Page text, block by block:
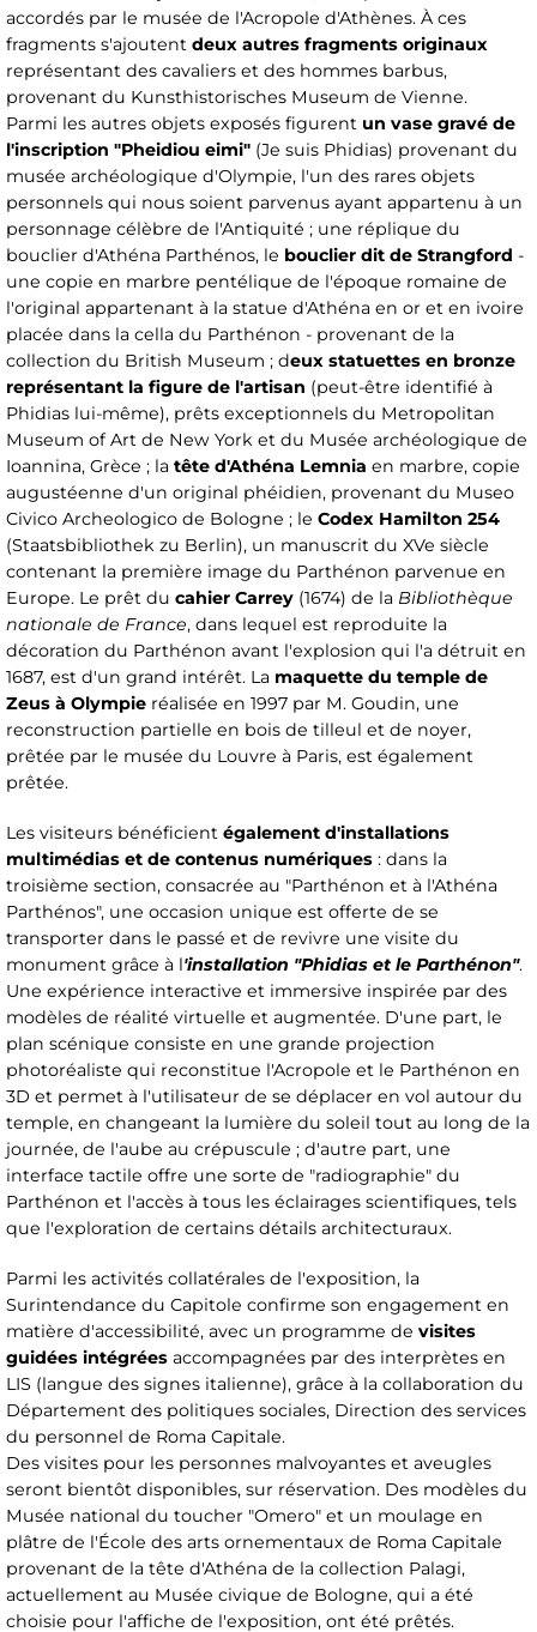
accordés par le musée de l'Acropole d'Athènes. À ces
fragments s'ajoutent deux autres fragments originaux
représentant des cavaliers et des hommes barbus,
provenant du Kunsthistorisches Museum de Vienne.
Parmi les autres objets exposés figurent un vase gravé de
l'inscription "Pheidiou eimi" (Je suis Phidias) provenant du
musée archéologique d'Olympie, l'un des rares objets
personnels qui nous soient parvenus ayant appartenu à un
personnage célèbre de l'Antiquité ; une réplique du
bouclier d'Athéna Parthénos, le bouclier dit de Strangford -
une copie en marbre pentélique de l'époque romaine de
l'original appartenant à la statue d'Athéna en or et en ivoire
placée dans la cella du Parthénon - provenant de la
collection du British Museum ; deux statuettes en bronze
représentant la figure de l'artisan (peut-être identifié à
Phidias lui-même), prêts exceptionnels du Metropolitan
Museum of Art de New York et du Musée archéologique de
Ioannina, Grèce ; la tête d'Athéna Lemnia en marbre, copie
augustéenne d'un original phéidien, provenant du Museo
Civico Archeologico de Bologne ; le Codex Hamilton 254
(Staatsbibliothek zu Berlin), un manuscrit du XVe siècle
contenant la première image du Parthénon parvenue en
Europe. Le prêt du cahier Carrey (1674) de la Bibliothèque
nationale de France, dans lequel est reproduite la
décoration du Parthénon avant l'explosion qui l'a détruit en
1687, est d'un grand intérêt. La maquette du temple de
Zeus à Olympie réalisée en 1997 par M. Goudin, une
reconstruction partielle en bois de tilleul et de noyer,
prêtée par le musée du Louvre à Paris, est également
prêtée.
Les visiteurs bénéficient également d'installations
multimédias et de contenus numériques : dans la
troisième section, consacrée au "Parthénon et à l'Athéna
Parthénos", une occasion unique est offerte de se
transporter dans le passé et de revivre une visite du
monument grâce à l'installation "Phidias et le Parthénon".
Une expérience interactive et immersive inspirée par des
modèles de réalité virtuelle et augmentée. D'une part, le
plan scénique consiste en une grande projection
photoréaliste qui reconstitue l'Acropole et le Parthénon en
3D et permet à l'utilisateur de se déplacer en vol autour du
temple, en changeant la lumière du soleil tout au long de la
journée, de l'aube au crépuscule ; d'autre part, une
interface tactile offre une sorte de "radiographie" du
Parthénon et l'accès à tous les éclairages scientifiques, tels
que l'exploration de certains détails architecturaux.
Parmi les activités collatérales de l'exposition, la
Surintendance du Capitole confirme son engagement en
matière d'accessibilité, avec un programme de visites
guidées intégrées accompagnées par des interprètes en
LIS (langue des signes italienne), grâce à la collaboration du
Département des politiques sociales, Direction des services
du personnel de Roma Capitale.
Des visites pour les personnes malvoyantes et aveugles
seront bientôt disponibles, sur réservation. Des modèles du
Musée national du toucher "Omero" et un moulage en
plâtre de l'École des arts ornementaux de Roma Capitale
provenant de la tête d'Athéna de la collection Palagi,
actuellement au Musée civique de Bologne, qui a été
choisie pour l'affiche de l'exposition, ont été prêtés.